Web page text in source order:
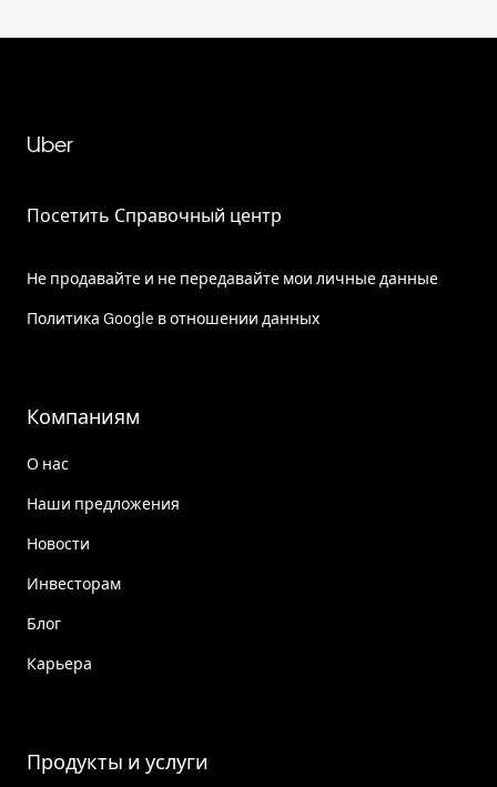
Uber
Посетить Справочный центр
Не продавайте и не передавайте мои личные данные
Политика Google в отношении данных
Компаниям
О нас
Наши предложения
Новости
Инвесторам
Блог
Карьера
Продукты и услуги